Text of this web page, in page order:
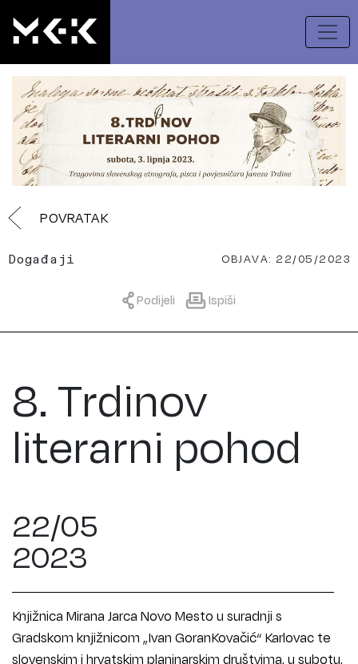
POVRATAK
Događaji OBJAVA: 22/05/2023
Podijeli Ispiši
8. Trdinov
literarni pohod
22/05
2023
Knjižnica Mirana Jarca Novo Mesto u suradnji s
Gradskom knjižnicom „Ivan GoranKovačić“ Karlovac te
slovenskim i hrvatskim planinarskim društvima, u subotu,